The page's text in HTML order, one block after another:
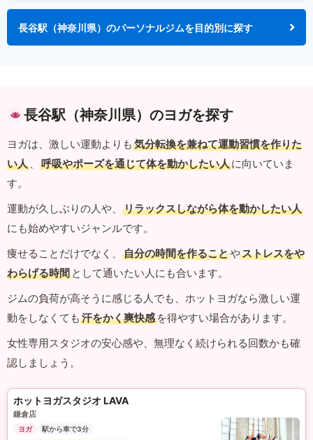
長谷駅（神奈川県）のパーソナルジムを目的別に探す
長谷駅（神奈川県）のヨガを探す
ヨガは、激しい運動よりも 気分転換を兼ねて運動習慣を作りた
い人 、 呼吸やポーズを通じて体を動かしたい人に向いていま
す。
運動が久しぶりの人や、
リラックスしながら体を動かしたい人
にも始めやすいジャンルです。
痩せることだけでなく、
自分の時間を作ることやストレスをや
わらげる時間 として通いたい人にも合います。
ジムの負荷が高そうに感じる人でも、ホットヨガなら激しい運
動をしなくても 汗をかく爽快感 を得やすい場合があります。
女性専用スタジオの安心感や、無理なく続けられる回数かも確
認しましょう。
ホットヨガスタジオ LAVA
鎌倉店
ヨガ
駅から車で3分